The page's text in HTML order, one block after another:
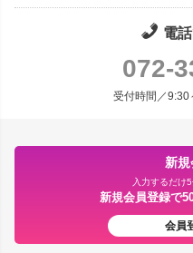
電
072-
受付時間／9:30
新規
入力するだけ
新規会員登録で
会員